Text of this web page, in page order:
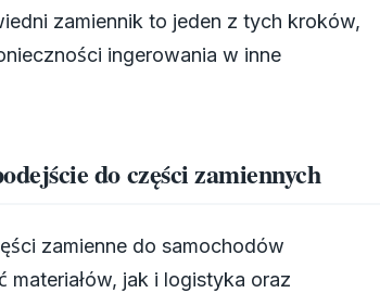
zamiennik to jeden z tych kroków,
ingerowania w inne
do części zamiennych
zamienne do samochodów
jak i logistyka oraz